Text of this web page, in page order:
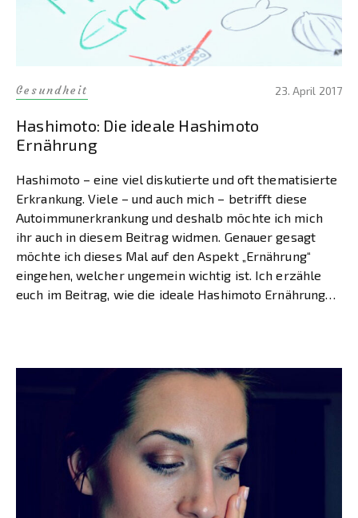
Gesundheit 23. April 2017
Hashimoto: Die ideale Hashimoto
Ernährung
Hashimoto – eine viel diskutierte und oft thematisierte
Erkrankung. Viele – und auch mich – betrifft diese
Autoimmunerkrankung und deshalb möchte ich mich
ihr auch in diesem Beitrag widmen. Genauer gesagt
möchte ich dieses Mal auf den Aspekt „Ernährung“
eingehen, welcher ungemein wichtig ist. Ich erzähle
euch im Beitrag, wie die ideale Hashimoto Ernährung